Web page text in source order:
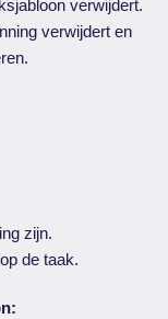
verwijdert.
verwijdert en
zijn.
de taak.